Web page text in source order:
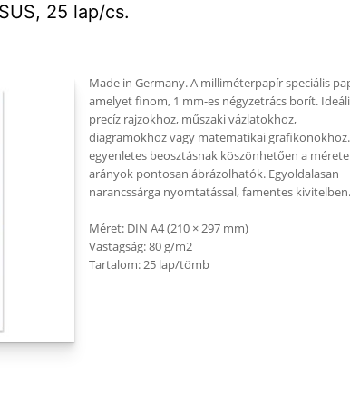
25 lap/cs.
Made in Germany. A milliméterpapír speciális
amelyet finom, 1 mm-es négyzetrács borít.
precíz rajzokhoz, műszaki vázlatokhoz,
diagramokhoz vagy matematikai
egyenletes beosztásnak köszönhetően a
arányok pontosan ábrázolhatók. Egyoldalasan
narancssárga nyomtatással, famentes kivitelben.
Méret: DIN A4 (210 × 297 mm)
Vastagság: 80 g/m2
Tartalom: 25 lap/tömb